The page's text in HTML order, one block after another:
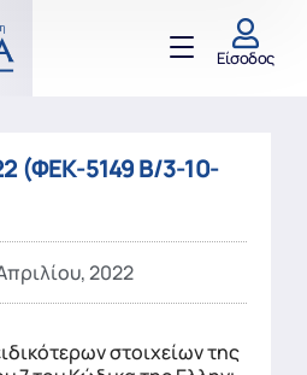
Είσοδος
(ΦΕΚ-5149 Β/3-10-
2022
στοιχείων της